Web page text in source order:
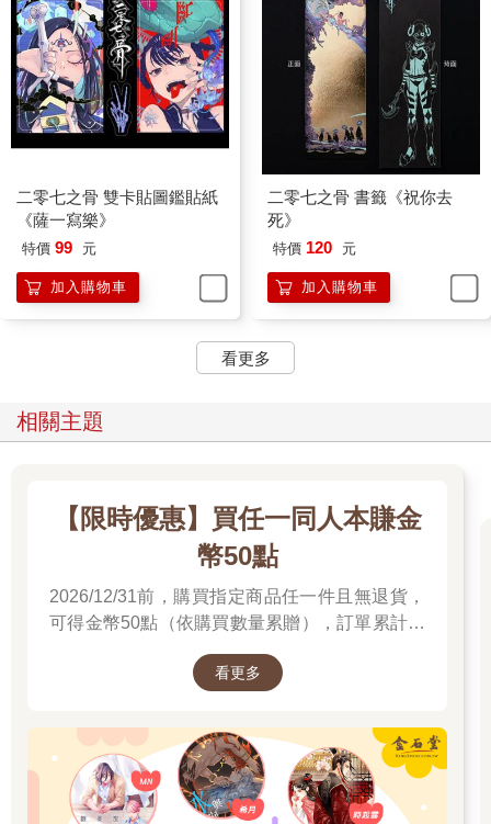
二零七之骨 雙卡貼圖鑑貼紙
《薩一寫樂》
特價 99 元
加入購物車
二零七之骨 書籤《祝你去
死》
特價 120 元
加入購物車
看更多
相關主題
【限時優惠】買任一同人本賺金
幣50點
2026/12/31前，購買指定商品任一件且無退貨，
可得金幣50點（依購買數量累贈），訂單累計無
起次月月底到期，請依「會員中心-金幣查詢」資
修改或暫停本活動。）
看更多